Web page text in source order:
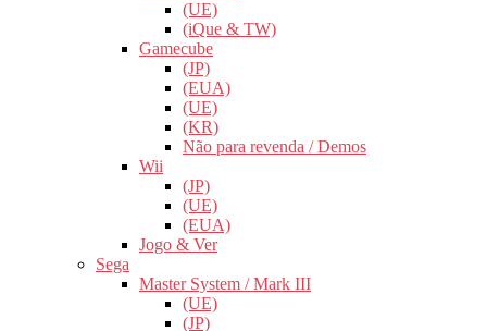
(UE)
(iQue & TW)
Gamecube
(JP)
(EUA)
(UE)
(KR)
Não para revenda / Demos
Wii
(JP)
(UE)
(EUA)
Jogo & Ver
Sega
Master System / Mark III
(UE)
(JP)